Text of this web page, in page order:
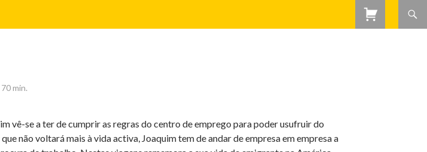
min.
vê-se a ter de cumprir as regras do centro de emprego para poder usufruir do
não voltará mais à vida activa, Joaquim tem de andar de empresa em empresa a